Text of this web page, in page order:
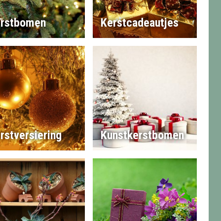
Kerstcadeautjes
Kunstkerstbomen